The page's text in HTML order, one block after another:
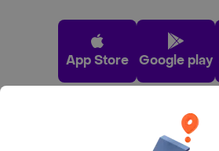
App Store Google play
Pide tu comida favorita cerca de ti